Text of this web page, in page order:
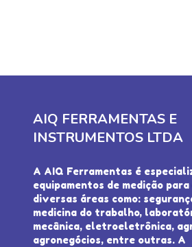
AIQ FERRAMENTAS E
INSTRUMENTOS LTDA
A AIQ Ferramentas é
equipamentos de medição para
diversas áreas como:
medicina do trabalho,
mecânica, eletroeletrônica,
agronegócios, entre outras. A